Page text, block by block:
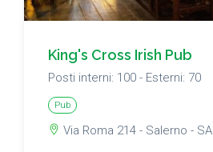
King's Cross Irish Pub
Posti interni: 100 - Esterni: 70
Pub
Via Roma 214 - Salerno - SA